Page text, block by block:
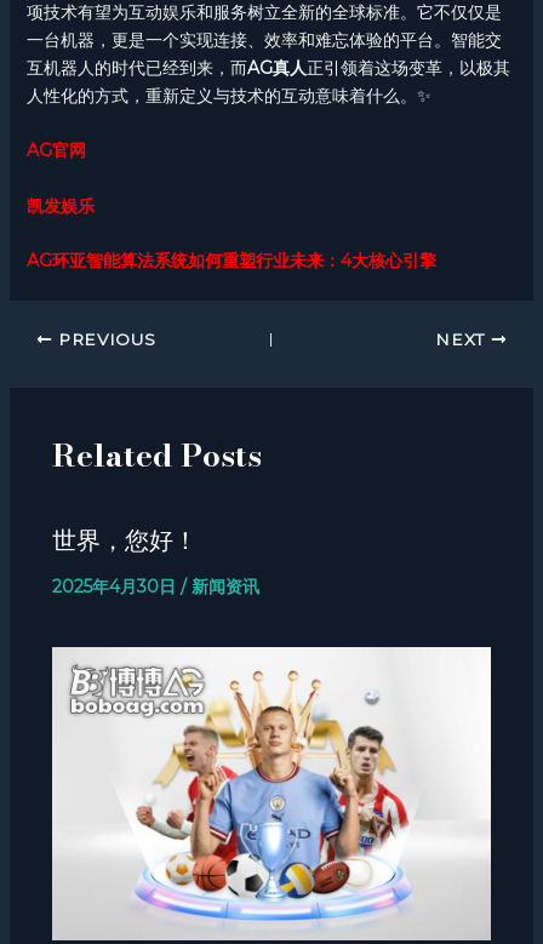
项技术有望为互动娱乐和服务树立全新的全球标准。它不仅仅是
一台机器，更是一个实现连接、效率和难忘体验的平台。智能交
互机器人的时代已经到来，而AG真人正引领着这场变革，以极其
人性化的方式，重新定义与技术的互动意味着什么。✨
AG官网
凯发娱乐
AG环亚智能算法系统如何重塑行业未来：4大核心引擎
PREVIOUS NEXT
Related Posts
世界，您好！
2025年4月30日 /新闻资讯